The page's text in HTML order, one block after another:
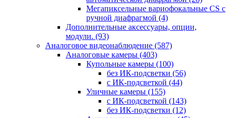
Мегапиксельные вариофокальные CS c
ручной диафрагмой (4)
Дополнительные аксессуары, опции,
модули. (93)
Аналоговое видеонаблюдение (587)
Аналоговые камеры (403)
Купольные камеры (100)
без ИК-подсветки (56)
с ИК-подсветкой (44)
Уличные камеры (155)
с ИК-подсветкой (143)
без ИК-подсветки (12)